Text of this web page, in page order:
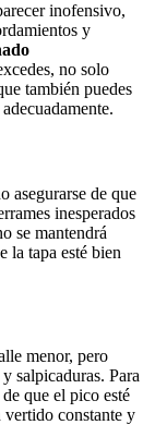
inofensivo,
y
no solo
también puedes
asegurarse de que
inesperados
se mantendrá
la tapa esté bien
menor, pero
salpicaduras. Para
que el pico esté
vertido constante y